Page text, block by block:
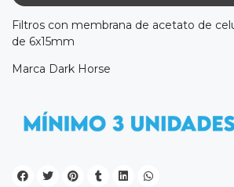
Filtros con membrana de acetato de
de 6x15mm
Marca Dark Horse